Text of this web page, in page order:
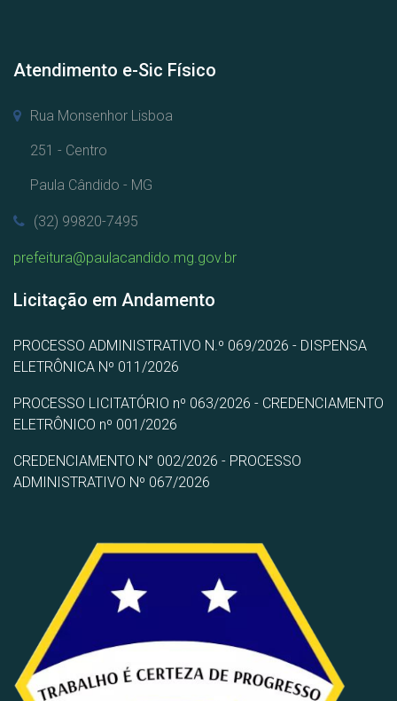
Atendimento e-Sic Físico
Rua Monsenhor Lisboa
251 - Centro
Paula Cândido - MG
(32) 99820-7495
prefeitura@paulacandido.mg.gov.br
Licitação em Andamento
PROCESSO ADMINISTRATIVO N.º 069/2026 - DISPENSA
ELETRÔNICA Nº 011/2026
PROCESSO LICITATÓRIO nº 063/2026 - CREDENCIAMENTO
ELETRÔNICO nº 001/2026
CREDENCIAMENTO N° 002/2026 - PROCESSO
ADMINISTRATIVO Nº 067/2026